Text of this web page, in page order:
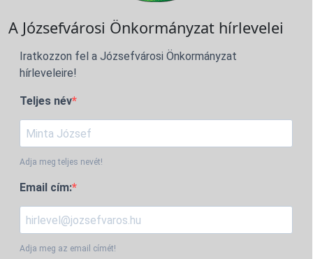
A Józsefvárosi Önkormányzat hírlevelei
Iratkozzon fel a Józsefvárosi Önkormányzat
hírleveleire!
Teljes név
Adja meg teljes nevét!
Email cím:
Adja meg az email címét!